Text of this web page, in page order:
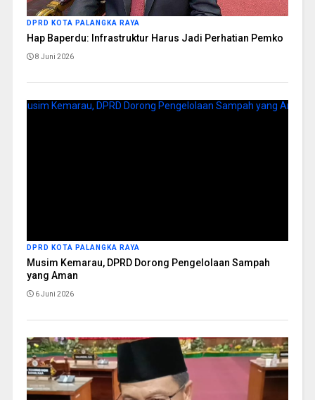
DPRD KOTA PALANGKA RAYA
Hap Baperdu: Infrastruktur Harus Jadi Perhatian Pemko
8 Juni 2026
DPRD KOTA PALANGKA RAYA
Musim Kemarau, DPRD Dorong Pengelolaan Sampah
yang Aman
6 Juni 2026